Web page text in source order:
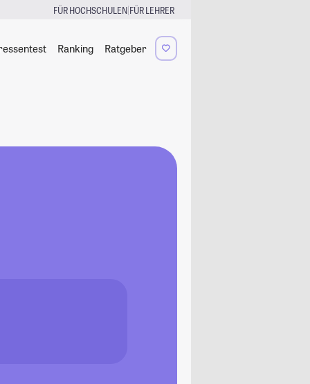
FÜR HOCHSCHULEN|FÜR LEHRER
Ranking Ratgeber